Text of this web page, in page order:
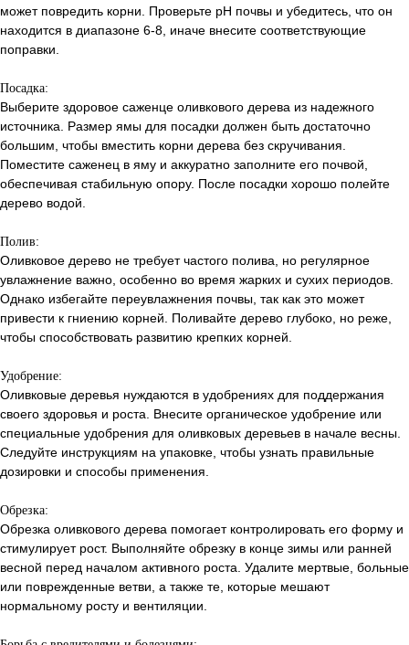
может повредить корни. Проверьте pH почвы и убедитесь, что он
находится в диапазоне 6-8, иначе внесите соответствующие
поправки.
Посадка:
Выберите здоровое саженце оливкового дерева из надежного
источника. Размер ямы для посадки должен быть достаточно
большим, чтобы вместить корни дерева без скручивания.
Поместите саженец в яму и аккуратно заполните его почвой,
обеспечивая стабильную опору. После посадки хорошо полейте
дерево водой.
Полив:
Оливковое дерево не требует частого полива, но регулярное
увлажнение важно, особенно во время жарких и сухих периодов.
Однако избегайте переувлажнения почвы, так как это может
привести к гниению корней. Поливайте дерево глубоко, но реже,
чтобы способствовать развитию крепких корней.
Удобрение:
Оливковые деревья нуждаются в удобрениях для поддержания
своего здоровья и роста. Внесите органическое удобрение или
специальные удобрения для оливковых деревьев в начале весны.
Следуйте инструкциям на упаковке, чтобы узнать правильные
дозировки и способы применения.
Обрезка:
Обрезка оливкового дерева помогает контролировать его форму и
стимулирует рост. Выполняйте обрезку в конце зимы или ранней
весной перед началом активного роста. Удалите мертвые, больные
или поврежденные ветви, а также те, которые мешают
нормальному росту и вентиляции.